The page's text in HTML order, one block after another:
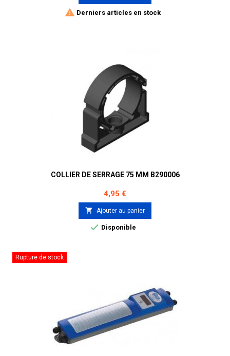
 Derniers articles en stock
COLLIER DE SERRAGE 75 MM B290006
Prix
4,95 €
 Ajouter au panier
 Disponible
Rupture de stock